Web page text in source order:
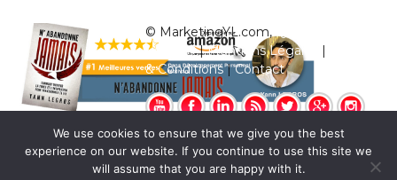
© MarketingYL.com,Qui est Yann
Legros?|Mentions Légales |
& Conditions|Contact
We use cookies to ensure that we give you the best
experience on our website. If you continue to use this site we
will assume that you are happy with it.